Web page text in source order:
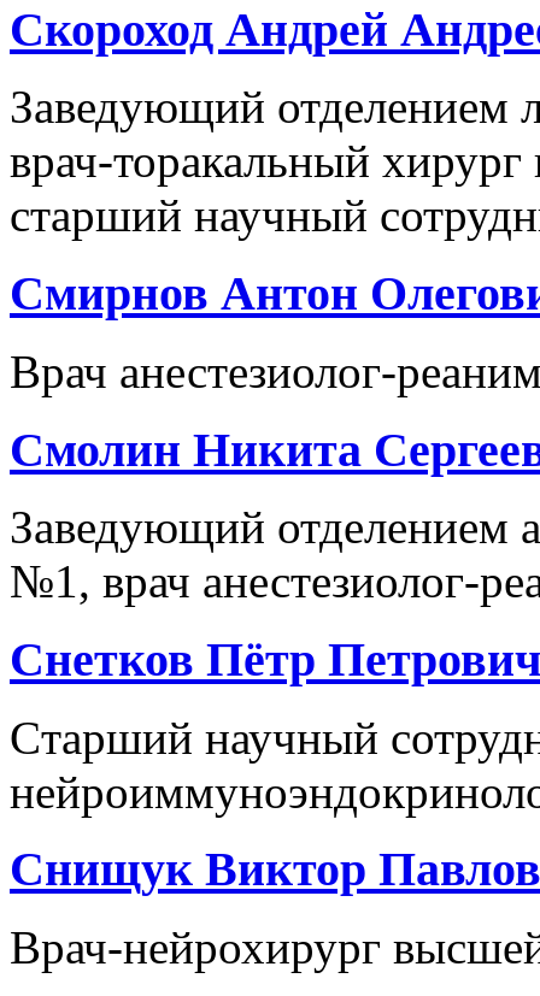
Скороход Андрей
Заведующий отделением
врач-торакальный хирург
старший научный
Смирнов Антон
Врач анестезиолог-
Смолин Никита
Заведующий отделением
№1, врач анестезиолог-
Снетков Пётр
Cтарший научный
Снищук Виктор
Врач-нейрохирург